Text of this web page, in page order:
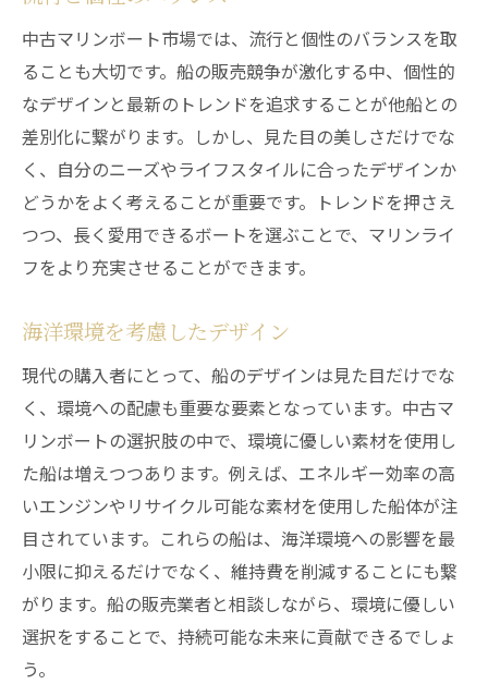
中古マリンボート市場では、流行と個性のバランスを取
ることも大切です。船の販売競争が激化する中、個性的
なデザインと最新のトレンドを追求することが他船との
差別化に繋がります。しかし、見た目の美しさだけでな
く、自分のニーズやライフスタイルに合ったデザインか
どうかをよく考えることが重要です。トレンドを押さえ
つつ、長く愛用できるボートを選ぶことで、マリンライ
フをより充実させることができます。
海洋環境を考慮したデザイン
現代の購入者にとって、船のデザインは見た目だけでな
く、環境への配慮も重要な要素となっています。中古マ
リンボートの選択肢の中で、環境に優しい素材を使用し
た船は増えつつあります。例えば、エネルギー効率の高
いエンジンやリサイクル可能な素材を使用した船体が注
目されています。これらの船は、海洋環境への影響を最
小限に抑えるだけでなく、維持費を削減することにも繋
がります。船の販売業者と相談しながら、環境に優しい
選択をすることで、持続可能な未来に貢献できるでしょ
う。